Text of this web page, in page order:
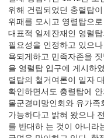
위해 건립되었던 충렬탑
위패를 모시고 영렬탑으
대표적 일제잔재인 영렬
필요성을 인정하고 있으
욕되게하고 민족자존을
을 영렬탑 입구에 게시하
렬탑의 철거여론이 일자
확인하면서도 충렬탑에
몰군경미망인회와 유가
가능하다고 밝혀 왔으나
를 반대하 는 것이 아니라